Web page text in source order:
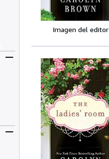
Imagen del editor